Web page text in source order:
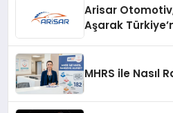
Arisar
Aşarak
MHRS ile Nasıl